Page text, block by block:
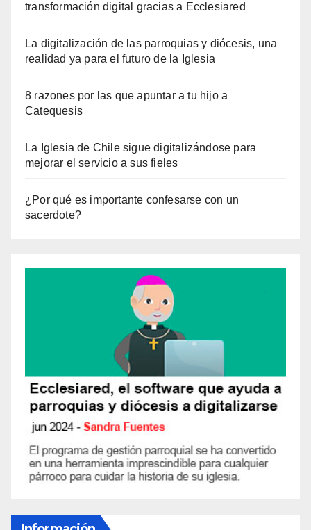
transformación digital gracias a Ecclesiared
La digitalización de las parroquias y diócesis, una
realidad ya para el futuro de la Iglesia
8 razones por las que apuntar a tu hijo a
Catequesis
La Iglesia de Chile sigue digitalizándose para
mejorar el servicio a sus fieles
¿Por qué es importante confesarse con un
sacerdote?